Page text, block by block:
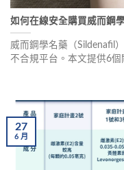
如何在線安全購買威而鋼
威而鋼學名藥（Sildenafil
不合規平台。本文提供6
藥。
27
6月